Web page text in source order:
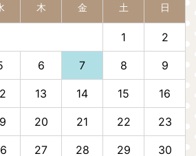
木 金 土 日
1 2
6 7 8 9
13 14 15 16
20 21 22 23
27 28 29 30